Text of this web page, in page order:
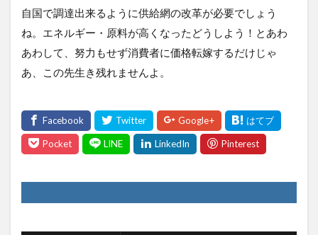
自国で調達出来るように供給網の改革が必要でしょう
ね。エネルギー・原料が高くなったどうしよう！とあわ
あわして、努力もせず消費者に価格転嫁するだけじゃ
あ、この先生き残れませんよ。